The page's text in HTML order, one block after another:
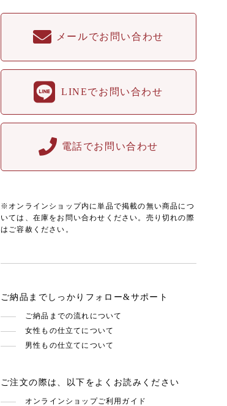
メールでお問い合わせ
LINEでお問い合わせ
電話でお問い合わせ
※オンラインショップ内に単品で掲載の無い商品につ
いては、在庫をお問い合わせください。売り切れの際
はご容赦ください。
ご納品までしっかりフォロー&サポート
ご納品までの流れについて
女性もの仕立てについて
男性もの仕立てについて
ご注文の際は、以下をよくお読みください
オンラインショップご利用ガイド